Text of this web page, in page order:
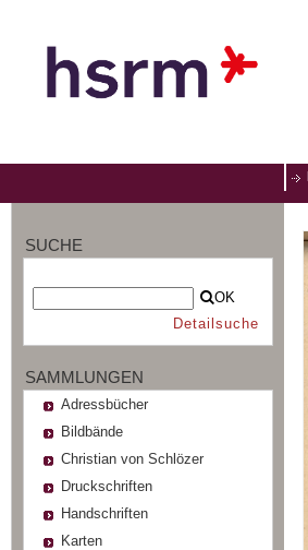
SUCHE
OK
Detailsuche
SAMMLUNGEN
Adressbücher
Bildbände
Christian von Schlözer
Druckschriften
Handschriften
Karten